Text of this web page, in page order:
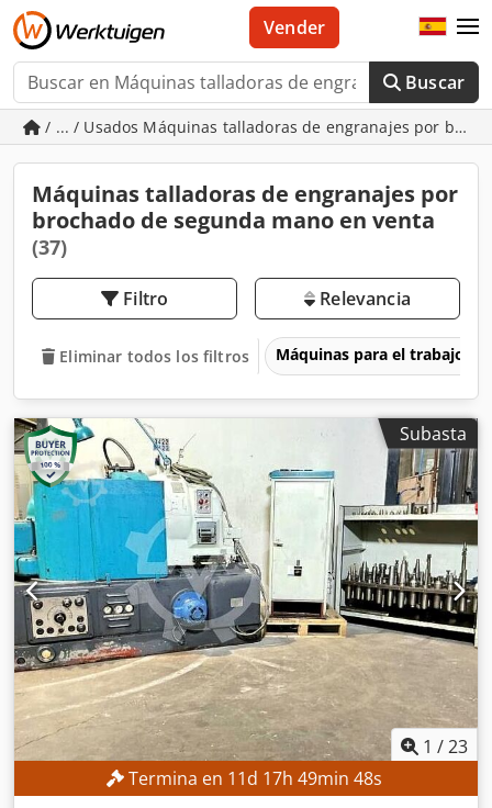
Buscar
Vender
/ ... / Usados Máquinas talladoras de engranajes por
Máquinas talladoras de engranajes por
brochado de segunda mano en venta
(37)
Filtro Relevancia
Eliminar todos los filtros Máquinas para el trabajo
Subasta
1 /23
Termina en 11d 17h 49min 45s